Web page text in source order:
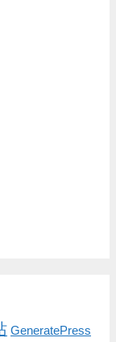
GeneratePress